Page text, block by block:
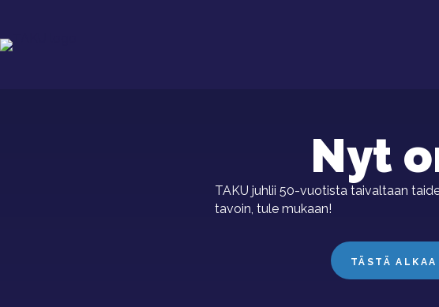
Nyt
TAKU juhlii 50-vuotista taivaltaan
tavoin, tule mukaan!
TÄSTÄ